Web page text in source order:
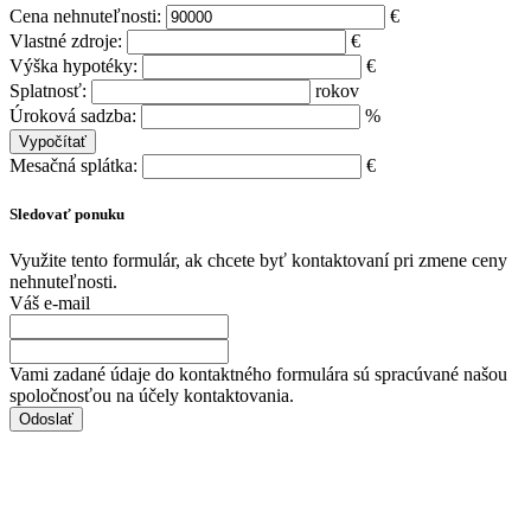
Cena nehnuteľnosti:
€
Vlastné zdroje:
€
Výška hypotéky:
€
Splatnosť:
rokov
Úroková sadzba:
%
Mesačná splátka: €
Sledovať ponuku
Využite tento formulár, ak chcete byť kontaktovaní pri zmene ceny
nehnuteľnosti.
Váš e-mail
Vami zadané údaje do kontaktného formulára sú spracúvané našou
spoločnosťou na účely kontaktovania.